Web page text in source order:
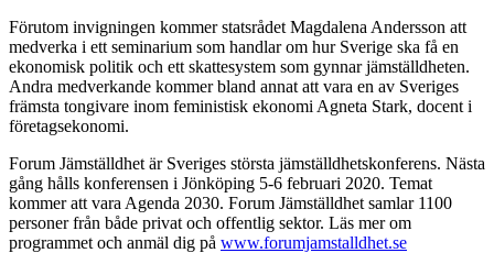
Förutom invigningen kommer statsrådet Magdalena Andersson att
medverka i ett seminarium som handlar om hur Sverige ska få en
ekonomisk politik och ett skattesystem som gynnar jämställdheten.
Andra medverkande kommer bland annat att vara en av Sveriges
främsta tongivare inom feministisk ekonomi Agneta Stark, docent i
företagsekonomi.
Forum Jämställdhet är Sveriges största jämställdhetskonferens. Nästa
gång hålls konferensen i Jönköping 5-6 februari 2020. Temat
kommer att vara Agenda 2030. Forum Jämställdhet samlar 1100
personer från både privat och offentlig sektor. Läs mer om
programmet och anmäl dig på www.forumjamstalldhet.se